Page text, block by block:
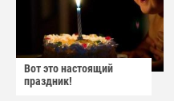
Вот это настоящий
праздник!